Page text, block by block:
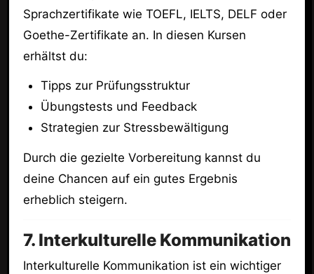
Sprachzertifikate wie TOEFL, IELTS, DELF oder
Goethe-Zertifikate an. In diesen Kursen
erhältst du:
Tipps zur Prüfungsstruktur
Übungstests und Feedback
Strategien zur Stressbewältigung
Durch die gezielte Vorbereitung kannst du
deine Chancen auf ein gutes Ergebnis
erheblich steigern.
7. Interkulturelle Kommunikation
Interkulturelle Kommunikation ist ein wichtiger